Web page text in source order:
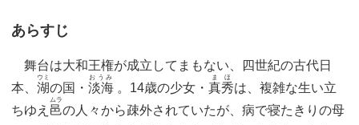
あらすじ
舞台は大和王権が成立してまもない、四世紀の古代日
本、 湖
ウミ
の国・ 淡海
おうみ
。14歳の少女・ 真秀
まほ
は、複雑な生い立
ちゆえ 邑
ムラ
の人々から疎外されていたが、病で寝たきりの母